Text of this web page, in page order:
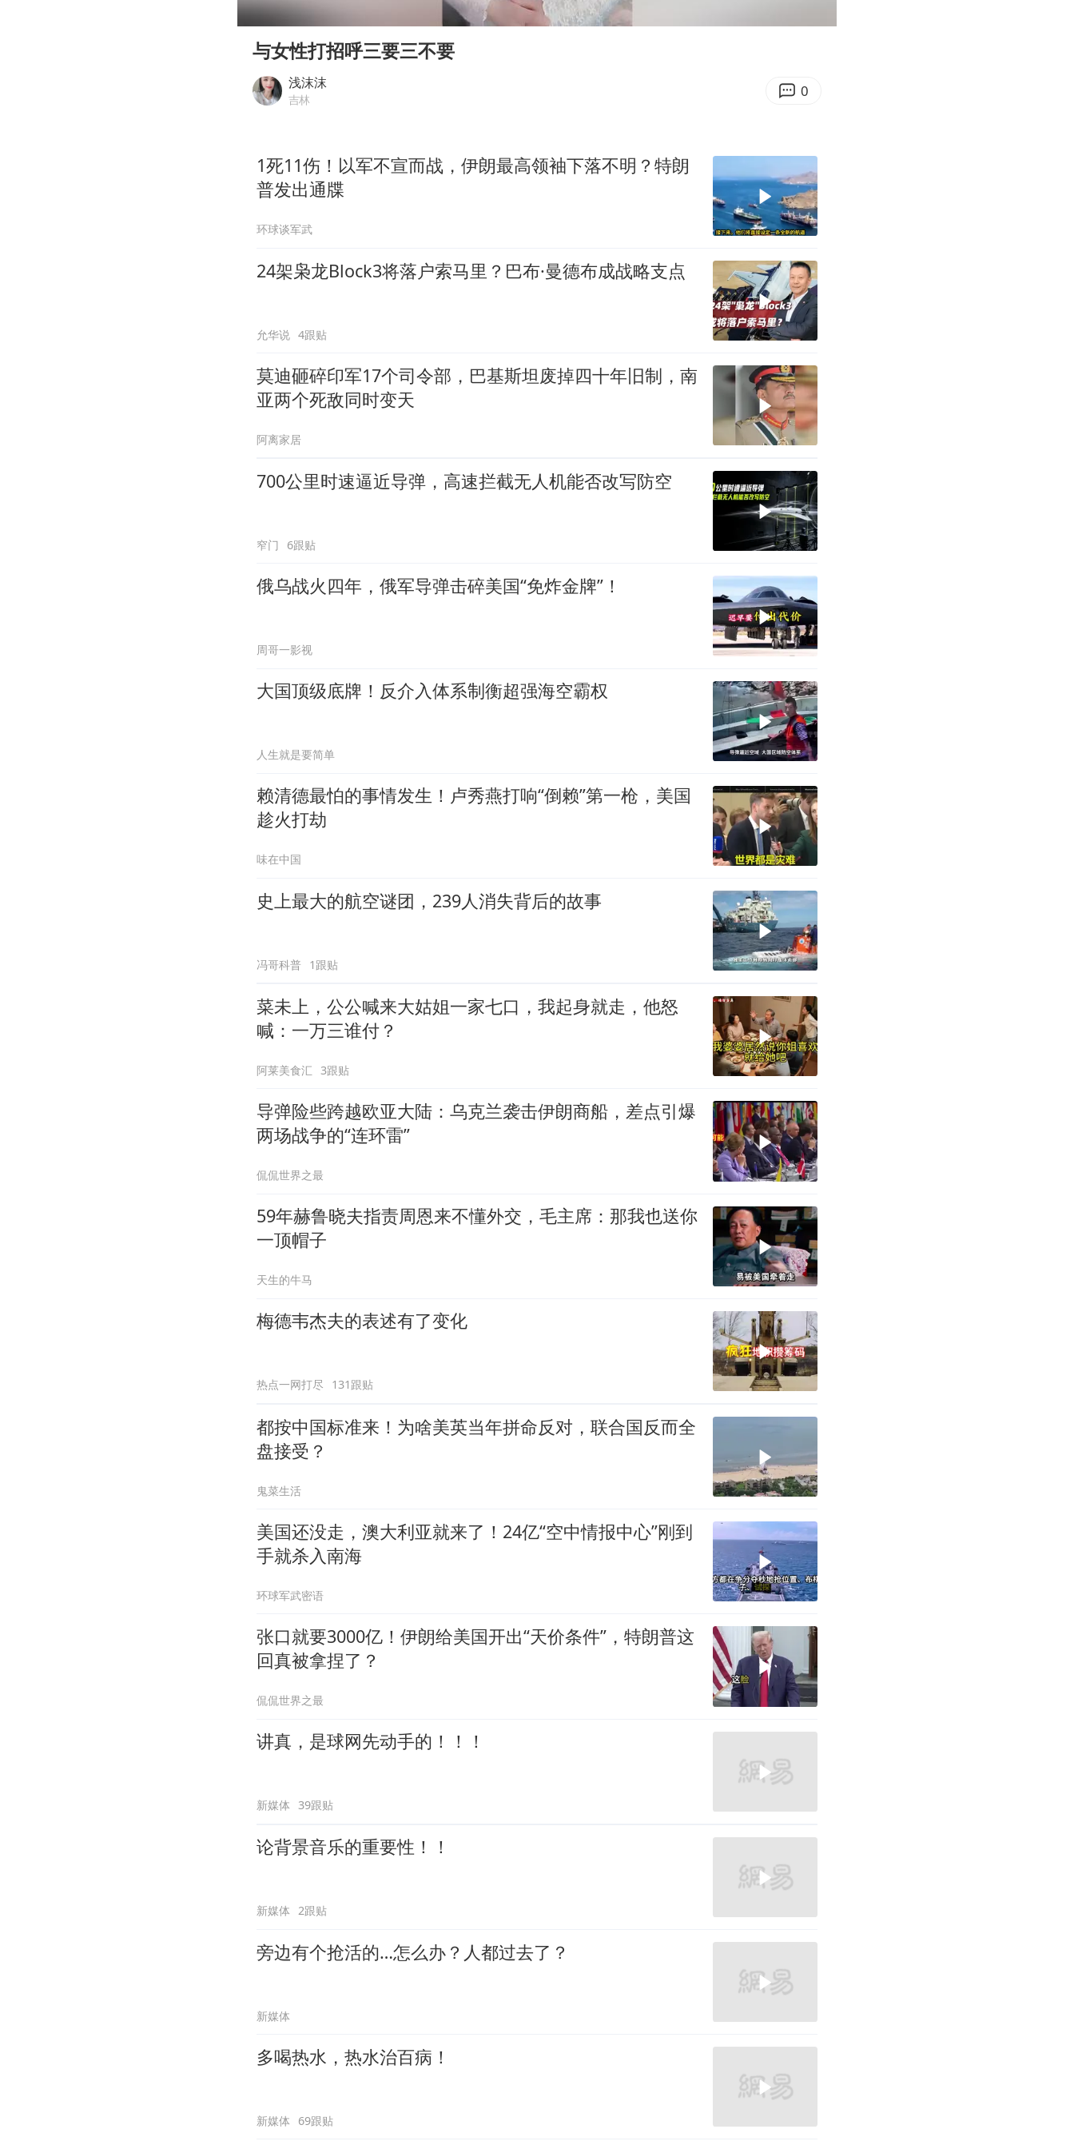
光伏八巨头签署“不低于成本价”倡议
胡彦斌获《歌手2026》歌王
2名小孩玩手机低头幅度近乎折叠
00:00
与女性打招呼三要三不要
浅沫沫
吉林 0
1死11伤！以军不宣而战，伊朗最高领袖下落不明？特朗
普发出通牒
环球谈军武
24架枭龙Block3将落户索马里？巴布·曼德布成战略支点
允华说 4跟贴
莫迪砸碎印军17个司令部，巴基斯坦废掉四十年旧制，南
亚两个死敌同时变天
阿离家居
700公里时速逼近导弹，高速拦截无人机能否改写防空
窄门 6跟贴
俄乌战火四年，俄军导弹击碎美国“免炸金牌”！
周哥一影视
大国顶级底牌！反介入体系制衡超强海空霸权
人生就是要简单
赖清德最怕的事情发生！卢秀燕打响“倒赖”第一枪，美国
趁火打劫
味在中国
史上最大的航空谜团，239人消失背后的故事
冯哥科普 1跟贴
菜未上，公公喊来大姑姐一家七口，我起身就走，他怒
喊：一万三谁付？
阿莱美食汇 3跟贴
导弹险些跨越欧亚大陆：乌克兰袭击伊朗商船，差点引爆
两场战争的“连环雷”
侃侃世界之最
59年赫鲁晓夫指责周恩来不懂外交，毛主席：那我也送你
一顶帽子
天生的牛马
梅德韦杰夫的表述有了变化
热点一网打尽 131跟贴
都按中国标准来！为啥美英当年拼命反对，联合国反而全
盘接受？
鬼菜生活
美国还没走，澳大利亚就来了！24亿“空中情报中心”刚到
手就杀入南海
环球军武密语
张口就要3000亿！伊朗给美国开出“天价条件”，特朗普这
回真被拿捏了？
侃侃世界之最
讲真，是球网先动手的！！！
新媒体 39跟贴
论背景音乐的重要性！！
新媒体 2跟贴
旁边有个抢活的…怎么办？人都过去了？
新媒体
多喝热水，热水治百病！
新媒体 69跟贴